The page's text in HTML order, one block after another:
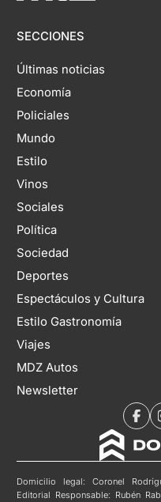
SECCIONES
Últimas noticias
Economía
Policiales
Mundo
Estilo
Vinos
Sociales
Política
Sociedad
Deportes
Espectáculos y Cultura
Estilo Gastronomía
Viajes
MDZ Autos
Newsletter
Domicilio legal: Coronel
Editorial Responsable: Rubén